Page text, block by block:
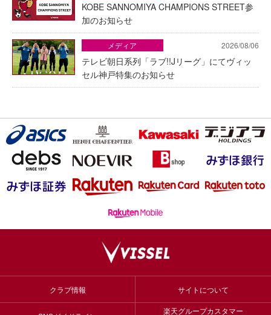
KOBE SANNOMIYA CHAMPIONS STREET参
加のお知らせ
2026/08/06
テレビ朝日系列「ラブ!!Jリーグ」にてヴィッ
セル神戸特集のお知らせ
メディア
クラブ情報 サイトについて
楽天グループカスタマー